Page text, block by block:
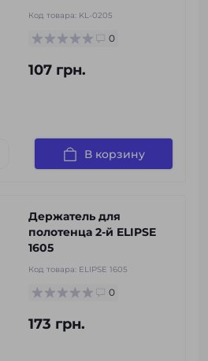
Код товара: KL-0205
0
107 грн.
В корзину
Держатель для
полотенца 2-й ELIPSE
1605
Код товара: ELIPSE 1605
0
173 грн.